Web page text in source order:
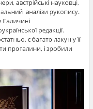
австрійські науковці,
аналізи рукопису.
редакції.
є багато лакун у її
прогалини, і зробили